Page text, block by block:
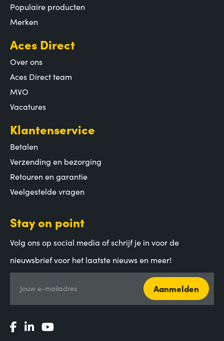
Populaire producten
Merken
Aces Direct
Over ons
Aces Direct team
MVO
Vacatures
Klantenservice
Betalen
Verzending en bezorging
Retouren en garantie
Veelgestelde vragen
Stay on point
Volg ons op social media of schrijf je in voor de
nieuwsbrief voor het laatste nieuws en meer!
Jouw e-mailadres Aanmelden